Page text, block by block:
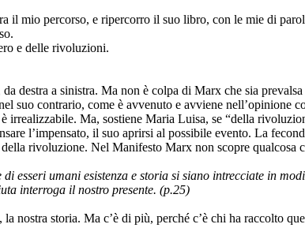
il mio percorso, e ripercorro il suo libro, con le mie di
e delle rivoluzioni.
destra a sinistra. Ma non è colpa di Marx che sia
suo contrario, come è avvenuto e avviene nell’opinione
Ma, sostiene Maria Luisa, se “della
l’impensato, il suo aprirsi al possibile evento. La
rivoluzione. Nel Manifesto Marx non scopre qualcosa
esseri umani esistenza e storia si siano intrecciate in
interroga il nostro presente. (p.25)
nostra storia. Ma c’è di più, perché c’è chi ha raccolto